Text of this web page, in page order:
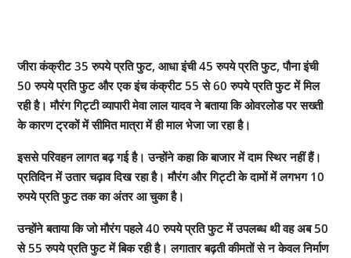
जीरा कंक्रीट 35 रुपये प्रति फुट, आधा इंची 45 रुपये प्रति फुट, पौना इंची
50 रुपये प्रति फुट और एक इंच कंक्रीट 55 से 60 रुपये प्रति फुट में मिल
रही है। मौरंग गिट्टी व्यापारी मेवा लाल यादव ने बताया कि ओवरलोड पर सख्ती
के कारण ट्रकों में सीमित मात्रा में ही माल भेजा जा रहा है।
इससे परिवहन लागत बढ़ गई है। उन्होंने कहा कि बाजार में दाम स्थिर नहीं हैं।
प्रतिदिन में उतार चढ़ाव दिख रहा है। मौरंग और गिट्टी के दामों में लगभग 10
रुपये प्रति फुट तक का अंतर आ चुका है।
उन्होंने बताया कि जो मौरंग पहले 40 रुपये प्रति फुट में उपलब्ध थी वह अब 50
से 55 रुपये प्रति फुट में बिक रही है। लगातार बढ़ती कीमतों से न केवल निर्माण